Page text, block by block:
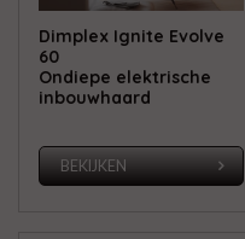
Dimplex Ignite Evolve
60
Ondiepe elektrische
inbouwhaard
BEKIJKEN